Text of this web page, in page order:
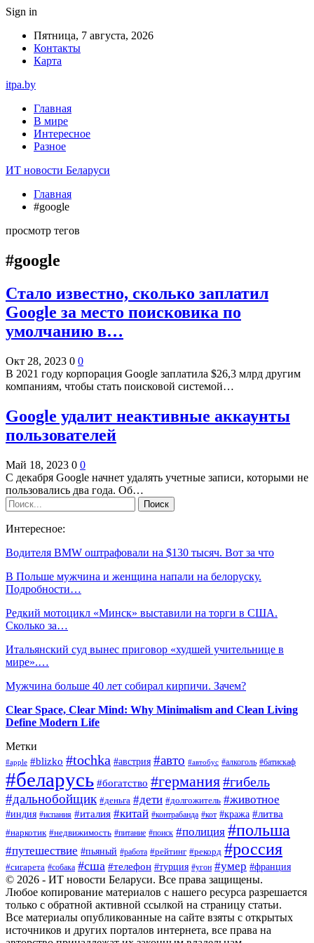
Sign in
Пятница, 7 августа, 2026
Контакты
Карта
itpa.by
Главная
В мире
Интересное
Разное
ИТ новости Беларуси
Главная
#google
просмотр тегов
#google
Стало известно, сколько заплатил
Google за место поисковика по
умолчанию в…
Окт 28, 2023 0 0
В 2021 году корпорация Google заплатила $26,3 млрд другим
компаниям, чтобы стать поисковой системой…
Google удалит неактивные аккаунты
пользователей
Май 18, 2023 0 0
С декабря Google начнет удалять учетные записи, которыми не
пользовались два года. Об…
Интересное:
Водителя BMW оштрафовали на $130 тысяч. Вот за что
В Польше мужчина и женщина напали на белоруску.
Подробности…
Редкий мотоцикл «Минск» выставили на торги в США.
Сколько за…
Итальянский суд вынес приговор «худшей учительнице в
мире».…
Мужчина больше 40 лет собирал кирпичи. Зачем?
Clear Space, Clear Mind: Why Minimalism and Clean Living
Define Modern Life
Метки
#apple #blizko #tochka #австрия #авто #автобус #алкоголь #батискаф
#беларусь #богатство #германия#гибель
#дальнобойщик #деньга #дети #долгожитель #животное
#индия #испания #италия #китай #контрабанда #кот #кража #литва
#наркотик #недвижимость #питание #поиск #полиция #польша
#путешествие #пьяный #работа #рейтинг #рекорд #россия
#сигарета #собака #сша #телефон #турция #угон #умер #франция
© 2026 - ИТ новости Беларуси. Все права защищены.
Любое копирование материалов с нашего ресурса разрешается
только с обратной активной ссылкой на страницу статьи.
Все материалы опубликованные на сайте взяты с открытых
источников и других порталов интернета, все права на